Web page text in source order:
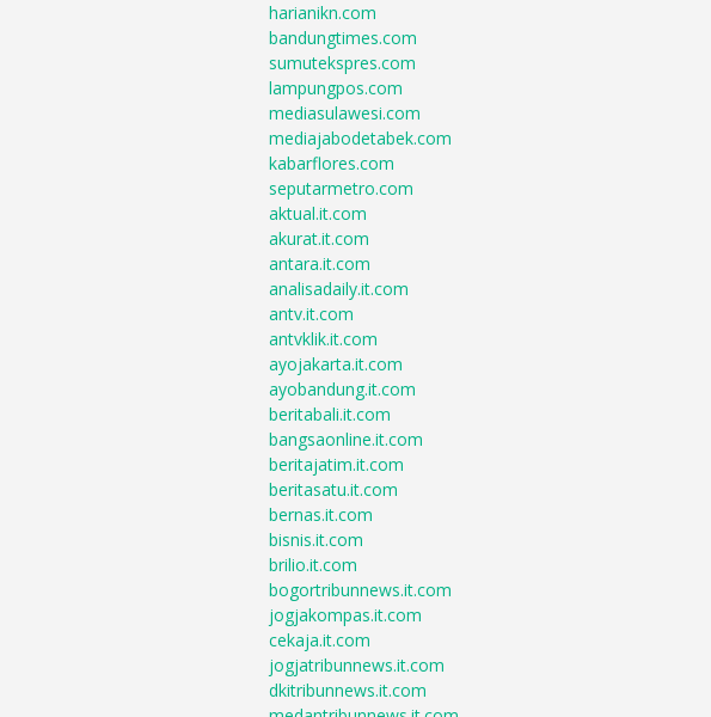
harianikn.com
bandungtimes.com
sumutekspres.com
lampungpos.com
mediasulawesi.com
mediajabodetabek.com
kabarflores.com
seputarmetro.com
aktual.it.com
akurat.it.com
antara.it.com
analisadaily.it.com
antv.it.com
antvklik.it.com
ayojakarta.it.com
ayobandung.it.com
beritabali.it.com
bangsaonline.it.com
beritajatim.it.com
beritasatu.it.com
bernas.it.com
bisnis.it.com
brilio.it.com
bogortribunnews.it.com
jogjakompas.it.com
cekaja.it.com
jogjatribunnews.it.com
dkitribunnews.it.com